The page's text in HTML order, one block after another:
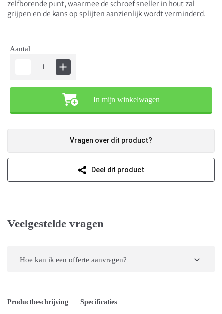
zelfborende punt, waarmee de schroef sneller in hout zal
grijpen en de kans op splijten aanzienlijk wordt verminderd.
Aantal
In mijn winkelwagen
Vragen over dit product?
Deel dit product
Veelgestelde vragen
Hoe kan ik een offerte aanvragen?
Productbeschrijving Specificaties